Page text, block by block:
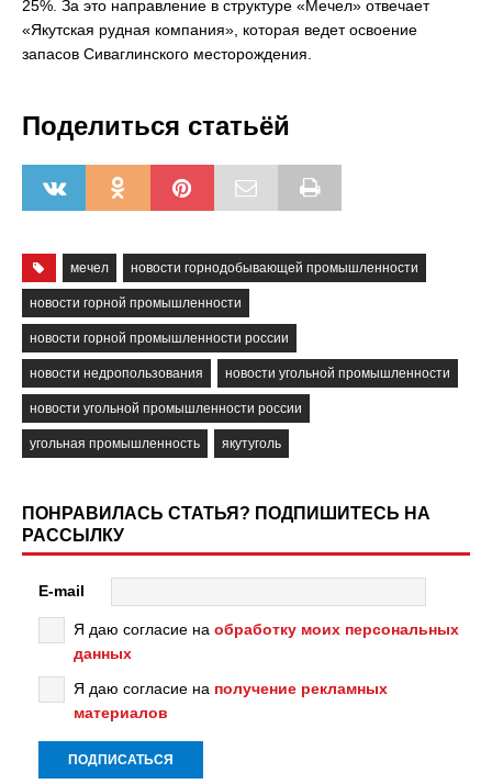
25%. За это направление в структуре «Мечел» отвечает
«Якутская рудная компания», которая ведет освоение
запасов Сиваглинского месторождения.
Поделиться статьёй
мечел новости горнодобывающей промышленности
новости горной промышленности
новости горной промышленности россии
новости недропользования новости угольной промышленности
новости угольной промышленности россии
угольная промышленность якутуголь
ПОНРАВИЛАСЬ СТАТЬЯ? ПОДПИШИТЕСЬ НА
РАССЫЛКУ
E-mail
Я даю согласие на обработку моих персональных
данных
Я даю согласие на получение рекламных
материалов